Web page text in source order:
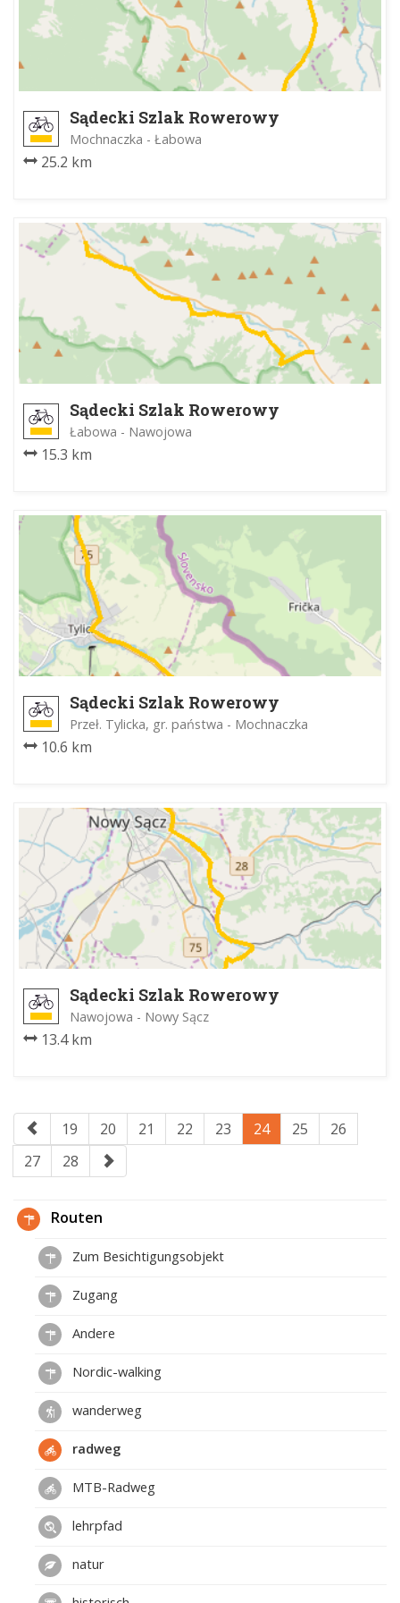
Sądecki Szlak Rowerowy
Mochnaczka - Łabowa
25.2 km
Sądecki Szlak Rowerowy
Łabowa - Nawojowa
15.3 km
Sądecki Szlak Rowerowy
Przeł. Tylicka, gr. państwa - Mochnaczka
10.6 km
Sądecki Szlak Rowerowy
Nawojowa - Nowy Sącz
13.4 km
19 20 21 22 23 24 25
26
27
28
Routen
Zum Besichtigungsobjekt
Zugang
Andere
Nordic-walking
wanderweg
radweg
MTB-Radweg
lehrpfad
natur